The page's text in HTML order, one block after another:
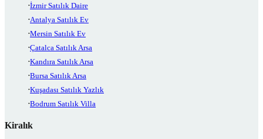
İzmir Satılık Daire
Antalya Satılık Ev
Mersin Satılık Ev
Çatalca Satılık Arsa
Kandıra Satılık Arsa
Bursa Satılık Arsa
Kuşadası Satılık Yazlık
Bodrum Satılık Villa
Kiralık